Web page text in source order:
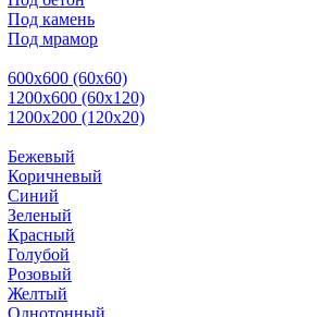
Под камень
Под мрамор
600х600 (60х60)
1200х600 (60х120)
1200х200 (120x20)
Бежевый
Коричневый
Синий
Зеленый
Красный
Голубой
Розовый
Желтый
Однотонный